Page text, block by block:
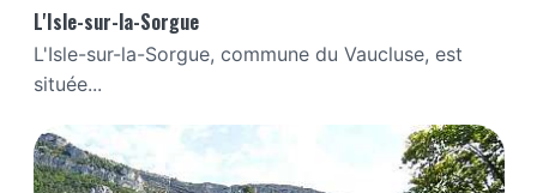
L'Isle-sur-la-Sorgue
L'Isle-sur-la-Sorgue, commune du Vaucluse, est
située...